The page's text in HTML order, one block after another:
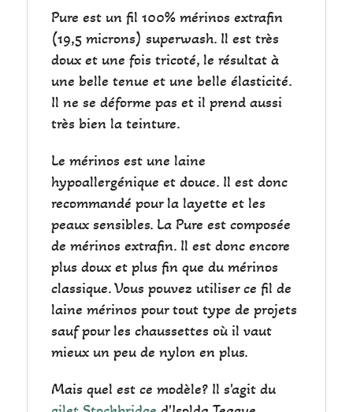
Pure est un fil 100% mérinos extrafin
(19,5 microns) superwash. Il est très
doux et une fois tricoté, le résultat à
une belle tenue et une belle élasticité.
Il ne se déforme pas et il prend aussi
très bien la teinture.
Le mérinos est une laine
hypoallergénique et douce. Il est donc
recommandé pour la layette et les
peaux sensibles. La Pure est composée
de mérinos extrafin. Il est donc encore
plus doux et plus fin que du mérinos
classique. Vous pouvez utiliser ce fil de
laine mérinos pour tout type de projets
sauf pour les chaussettes où il vaut
mieux un peu de nylon en plus.
Mais quel est ce modèle? Il s'agit du